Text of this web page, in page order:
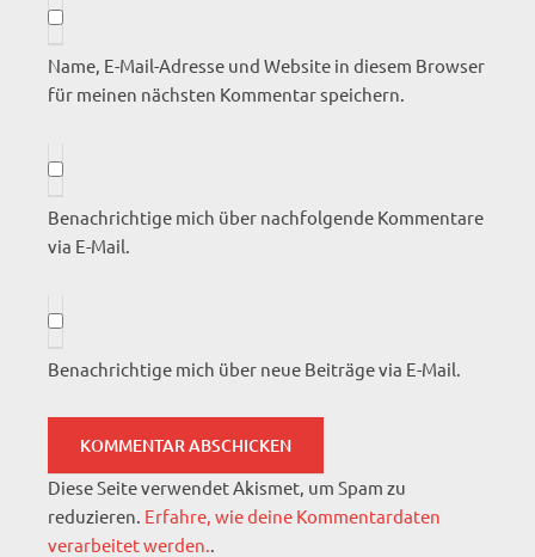
Name, E-Mail-Adresse und Website in diesem Browser
für meinen nächsten Kommentar speichern.
Benachrichtige mich über nachfolgende Kommentare
via E-Mail.
Benachrichtige mich über neue Beiträge via E-Mail.
Diese Seite verwendet Akismet, um Spam zu
reduzieren. Erfahre, wie deine Kommentardaten
verarbeitet werden..